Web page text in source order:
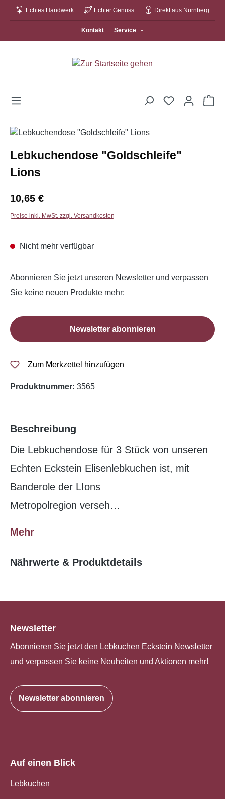
Zum Hauptinhalt springen
Echtes Handwerk Echter Genuss Direkt aus Nürnberg
Kontakt Service
Bildergalerie überspringen
Lebkuchendose "Goldschleife"
Lions
Regulärer Preis:
10,65 €
Preise inkl. MwSt. zzgl. Versandkosten
Nicht mehr verfügbar
Abonnieren Sie jetzt unseren Newsletter und verpassen
Sie keine neuen Produkte mehr:
Newsletter abonnieren
Zum Merkzettel hinzufügen
Produktnummer: 3565
Beschreibung
Die Lebkuchendose für 3 Stück von unseren
Echten Eckstein Elisenlebkuchen ist, mit
Banderole der LIons
Metropolregion verseh…
Mehr
Nährwerte & Produktdetails
Newsletter
Abonnieren Sie jetzt den Lebkuchen Eckstein Newsletter
und verpassen Sie keine Neuheiten und Aktionen mehr!
Newsletter abonnieren
Auf einen Blick
Lebkuchen